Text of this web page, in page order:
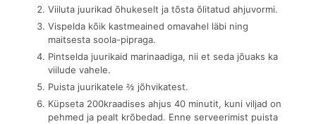
Viiluta juurikad õhukeselt ja tõsta õlitatud ahjuvormi.
Vispelda kõik kastmeained omavahel läbi ning
maitsesta soola-pipraga.
Pintselda juurikaid marinaadiga, nii et seda jõuaks ka
viilude vahele.
Puista juurikatele ⅔ jõhvikatest.
Küpseta 200kraadises ahjus 40 minutit, kuni viljad on
pehmed ja pealt krõbedad. Enne serveerimist puista